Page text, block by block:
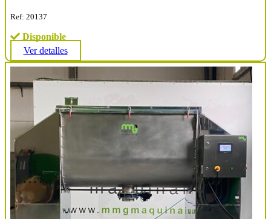
Ref: 20137
Disponible
Ver detalles